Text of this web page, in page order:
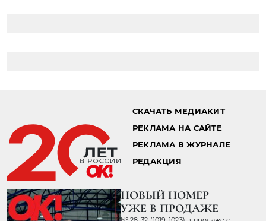
СКАЧАТЬ МЕДИАКИТ
РЕКЛАМА НА САЙТЕ
РЕКЛАМА В ЖУРНАЛЕ
РЕДАКЦИЯ
НОВЫЙ НОМЕР
УЖЕ В ПРОДАЖЕ